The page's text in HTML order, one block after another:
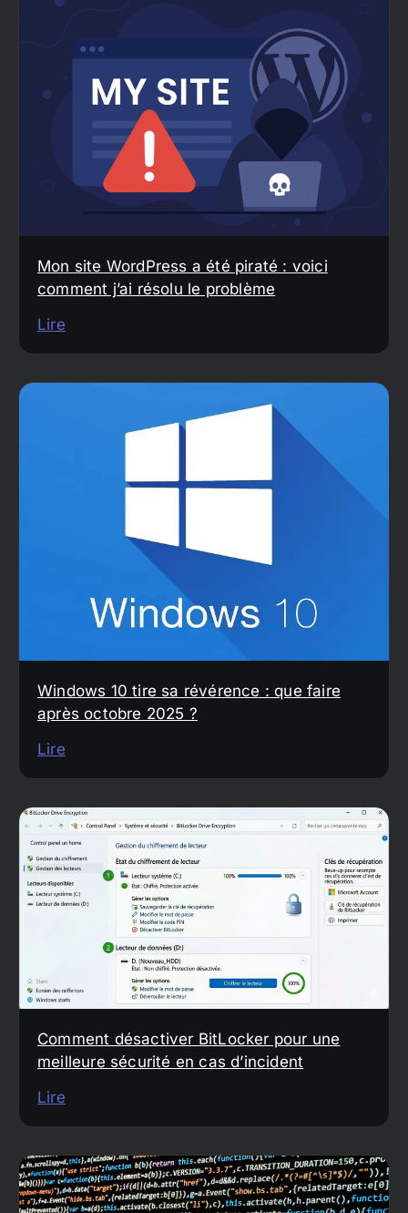
Mon site WordPress a été piraté : voici
comment j’ai résolu le problème
Lire
Windows 10 tire sa révérence : que faire
après octobre 2025 ?
Lire
Comment désactiver BitLocker pour une
meilleure sécurité en cas d’incident
Lire